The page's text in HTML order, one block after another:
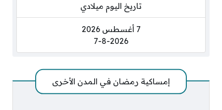
تاريخ اليوم ميلادي
7 أغسطس 2026
7-8-2026
إمساكية رمضان في المدن الأخرى